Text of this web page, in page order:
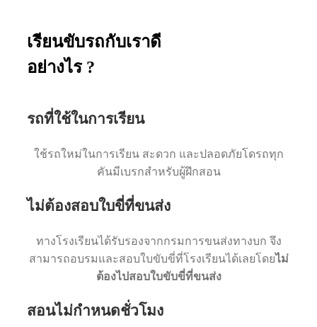
เรียนขับรถกับเราดี
อย่างไร ?
รถที่ใช้ในการเรียน
ใช้รถใหม่ในการเรียน สะดวก และปลอดภัยโดรถทุก
คันมีเบรกสำหรับผู้ฝึกสอน
ไม่ต้องสอบใบขี่ที่ขนส่ง
ทางโรงเรียนได้รับรองจากกรมการขนส่งทางบก จึง
สามารถอบรมและสอบใบขับขี่ที่โรงเรียนได้เลยโดยไม่
ต้องไปสอบใบขับขี่ที่ขนส่ง
สอนไม่กำหนดชั่วโมง